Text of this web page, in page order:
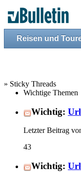
Reisen und
» Sticky Threads
Wichtige Themen
Wichtig:
Letzter Beitrag
43
Wichtig: